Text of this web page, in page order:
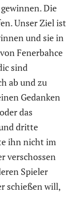
Die
Unser Ziel ist
und sie in
Fenerbahce
sind
ab und zu
Gedanken
das
dritte
ihn nicht im
verschossen
Spieler
schießen will,